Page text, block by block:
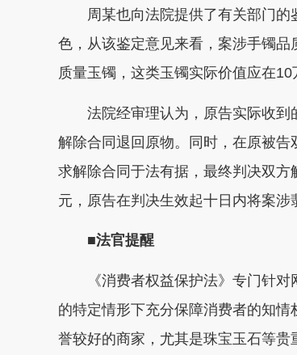
周某也向法院提供了有关部门的
色，从该鉴定意见来看，案涉手镯
质量玉镯，这类玉镯实际价值应在10
法院经审理认为，原告实际收到
解除合同退回原物。同时，在原被
求解除合同于法有据，最终判决双
元，原告在判决生效起十日内将案涉
■法官提醒
《消费者权益保护法》专门针对
的特定情形下充分保障消费者的知
誉较好的商家，尤其是珠宝玉石等